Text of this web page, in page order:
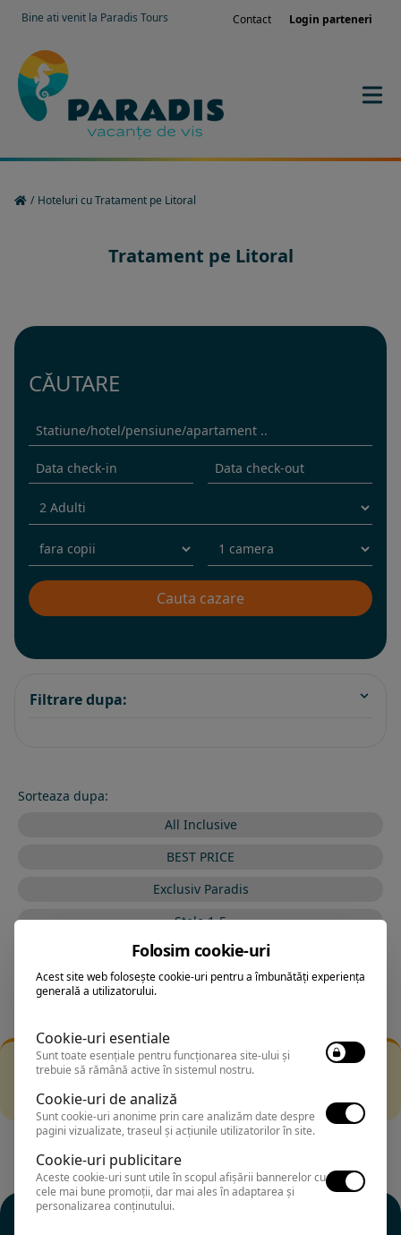
Bine ati venit la Paradis Tours Contact Login parteneri
/ Hoteluri cu Tratament pe Litoral
Tratament pe Litoral
CĂUTARE
Filtrare dupa:
Sorteaza dupa:
All Inclusive
BEST PRICE
Exclusiv Paradis
Stele 1-5
Stele 5-1
Filtrarea nu a returnat niciun rezultat
alte fitre.
Folosim cookie-uri
Acest site web folosește cookie-uri pentru a îmbunătăți experiența
generală a utilizatorului.
Cookie-uri esentiale
Sunt toate esențiale pentru funcționarea site-ului și
trebuie să rămână active în sistemul nostru.
Cookie-uri de analiză
Sunt cookie-uri anonime prin care analizăm date despre
pagini vizualizate, traseul și acțiunile utilizatorilor în site.
Cookie-uri publicitare
Aceste cookie-uri sunt utile în scopul afișării bannerelor cu
cele mai bune promoții, dar mai ales în adaptarea și
personalizarea conținutului.